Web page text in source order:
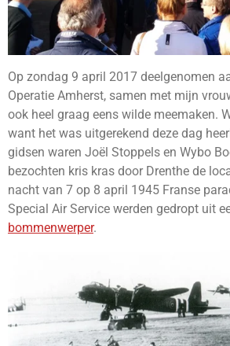
Op zondag 9 april 2017 deelgenomen
Operatie Amherst, samen met mijn
ook heel graag eens wilde meemaken.
want het was uitgerekend deze dag
gidsen waren Joël Stoppels en Wybo
bezochten kris kras door Drenthe de
nacht van 7 op 8 april 1945 Franse
Special Air Service werden gedropt uit
bommenwerper.